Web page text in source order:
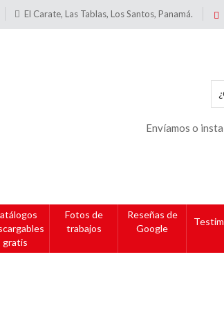
El Carate, Las Tablas, Los Santos, Panamá.
Envíamos o
gratis
Fotos de
trabajos
Reseñas de
Google